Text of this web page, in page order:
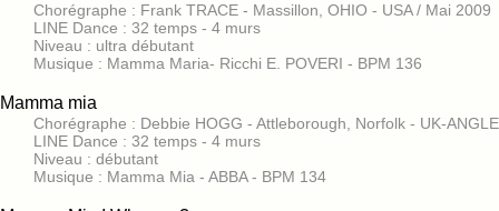
Chorégraphe : Frank TRACE - Massillon, OHIO - USA / Mai 2009
LINE Dance : 32 temps - 4 murs
Niveau : ultra débutant
Musique : Mamma Maria- Ricchi E. POVERI - BPM 136
Mamma mia
Chorégraphe : Debbie HOGG - Attleborough, Norfolk - UK-
LINE Dance : 32 temps - 4 murs
Niveau : débutant
Musique : Mamma Mia - ABBA - BPM 134